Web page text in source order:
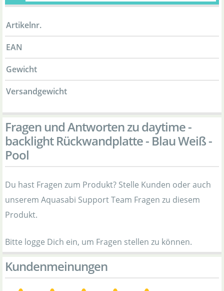
Artikelnr.
EAN
Gewicht
Versandgewicht
Fragen und Antworten zu daytime -
backlight Rückwandplatte - Blau Weiß -
Pool
Du hast Fragen zum Produkt? Stelle Kunden oder auch
unserem Aquasabi Support Team Fragen zu diesem
Produkt.
Bitte logge Dich ein, um Fragen stellen zu können.
Kundenmeinungen